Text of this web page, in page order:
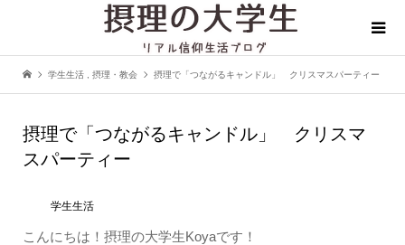
学生生活 摂理・教会 摂理で「つながるキャンドル」 クリスマスパーティー
摂理で「つながるキャンドル」 クリスマ
スパーティー
学生生活
こんにちは！摂理の大学生Koyaです！